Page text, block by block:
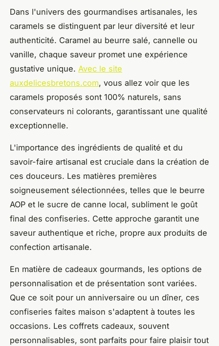
Dans l'univers des gourmandises artisanales, les
caramels se distinguent par leur diversité et leur
authenticité. Caramel au beurre salé, cannelle ou
vanille, chaque saveur promet une expérience
gustative unique. Avec le site
auxdelicesbretons.com, vous allez voir que les
caramels proposés sont 100% naturels, sans
conservateurs ni colorants, garantissant une qualité
exceptionnelle.
L'importance des ingrédients de qualité et du
savoir-faire artisanal est cruciale dans la création de
ces douceurs. Les matières premières
soigneusement sélectionnées, telles que le beurre
AOP et le sucre de canne local, subliment le goût
final des confiseries. Cette approche garantit une
saveur authentique et riche, propre aux produits de
confection artisanale.
En matière de cadeaux gourmands, les options de
personnalisation et de présentation sont variées.
Que ce soit pour un anniversaire ou un dîner, ces
confiseries faites maison s'adaptent à toutes les
occasions. Les coffrets cadeaux, souvent
personnalisables, sont parfaits pour faire plaisir tout